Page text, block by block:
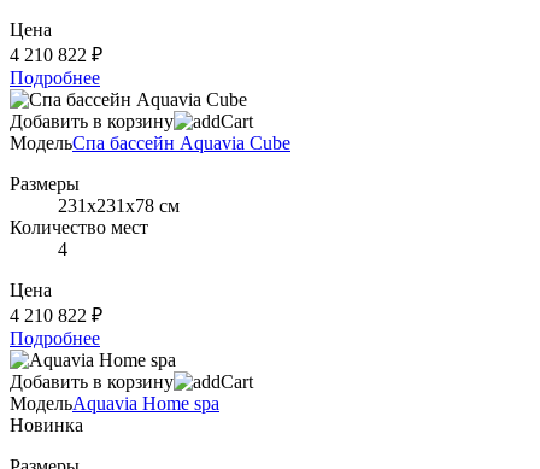
Цена
4 210 822 ₽
Подробнее
Добавить в корзину
МодельСпа бассейн Aquavia Cube
Размеры
231х231х78 см
Количество мест
4
Цена
4 210 822 ₽
Подробнее
Добавить в корзину
МодельAquavia Home spa
Новинка